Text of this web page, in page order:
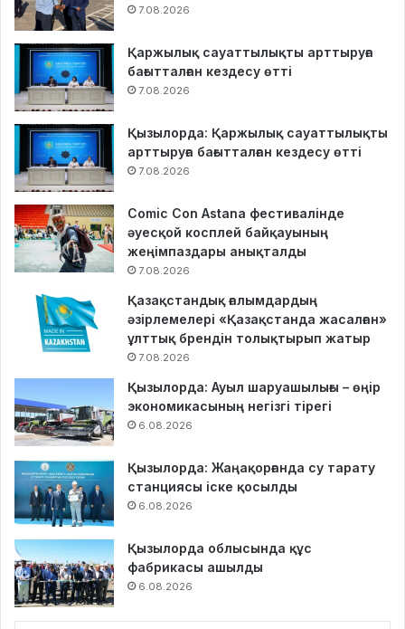
7.08.2026
Қаржылық сауаттылықты арттыруға
бағытталған кездесу өтті
7.08.2026
Қызылорда: Қаржылық сауаттылықты
арттыруға бағытталған кездесу өтті
7.08.2026
Comic Con Astana фестивалінде
әуесқой косплей байқауының
жеңімпаздары анықталды
7.08.2026
Қазақстандық ғалымдардың
әзірлемелері «Қазақстанда жасалған»
ұлттық брендін толықтырып жатыр
7.08.2026
Қызылорда: Ауыл шаруашылығы – өңір
экономикасының негізгі тірегі
6.08.2026
Қызылорда: Жаңақорғанда су тарату
станциясы іске қосылды
6.08.2026
Қызылорда облысында құс
фабрикасы ашылды
6.08.2026